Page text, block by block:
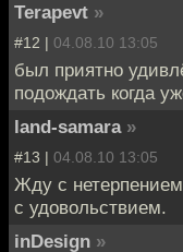
Terapevt »
#12 | 04.08.10 13:05
был приятно
подождать когда
land-samara »
#13 | 04.08.10 13:05
Жду с
с удовольствием.
inDesign »